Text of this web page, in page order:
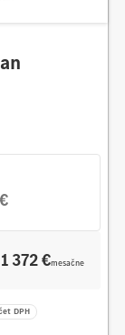
1 372 €mesačne
DPH